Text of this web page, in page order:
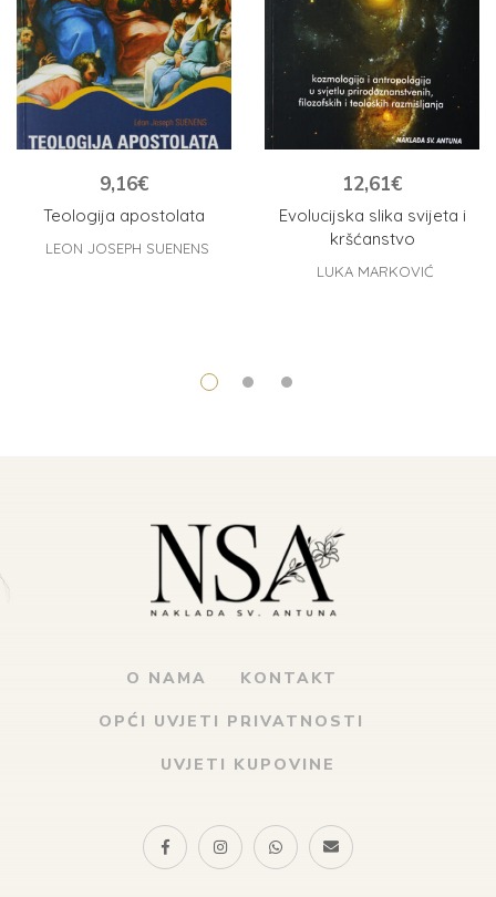
Teologija apostolata
9,16€
LEON JOSEPH SUENENS
Evolucijska slika svijeta i
kršćanstvo
12,61€
LUKA MARKOVIĆ
O NAMA KONTAKT
OPĆI UVJETI PRIVATNOSTI
UVJETI KUPOVINE